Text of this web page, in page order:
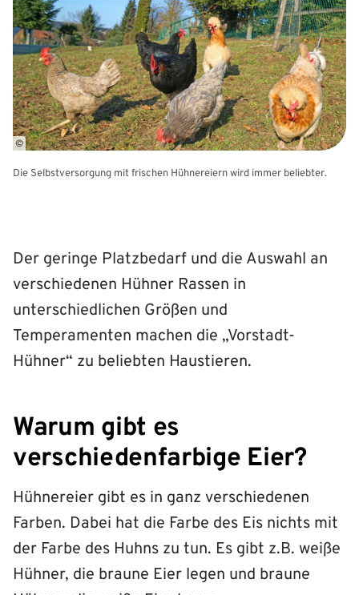
©
Die Selbstversorgung mit frischen Hühnereiern wird immer beliebter.
Der geringe Platzbedarf und die Auswahl an
verschiedenen Hühner Rassen in
unterschiedlichen Größen und
Temperamenten machen die „Vorstadt-
Hühner“ zu beliebten Haustieren.
Warum gibt es
verschiedenfarbige Eier?
Hühnereier gibt es in ganz verschiedenen
Farben. Dabei hat die Farbe des Eis nichts mit
der Farbe des Huhns zu tun. Es gibt z.B. weiße
Hühner, die braune Eier legen und braune